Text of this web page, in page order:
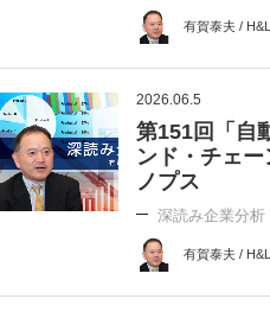
有賀泰夫 /
2026.06.5
第151回「自
ンド・チェ
ノプス
深読み企業分析
有賀泰夫 /